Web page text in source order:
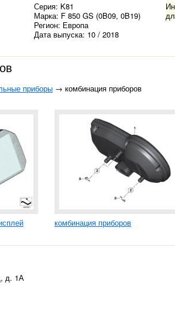
Серия: K81
Марка: F 850 GS (0B09, 0B19)
Регион: Европа
Дата выпуска: 10 / 2018
приборы → комбинация приборов
комбинация приборов
д. 1А